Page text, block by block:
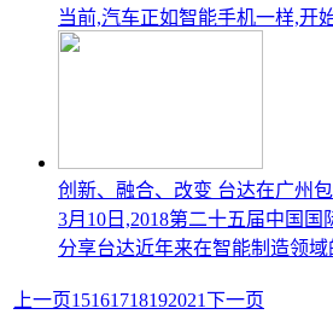
当前,汽车正如智能手机一样,开
创新、融合、改变 台达在广州
3月10日,2018第二十五届中国
分享台达近年来在智能制造领域
上一页15161718192021下一页